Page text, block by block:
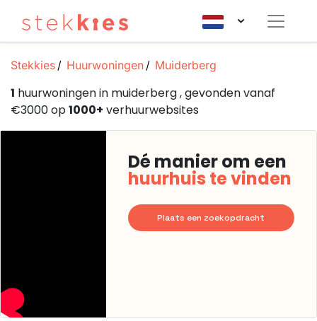
Stekkies Huurwoningen Muiderberg
1 huurwoningen in muiderberg , gevonden vanaf
€3000 op1000+ verhuurwebsites
Dé manier om een
huurhuis te vinden
Plaats een zoekopdracht